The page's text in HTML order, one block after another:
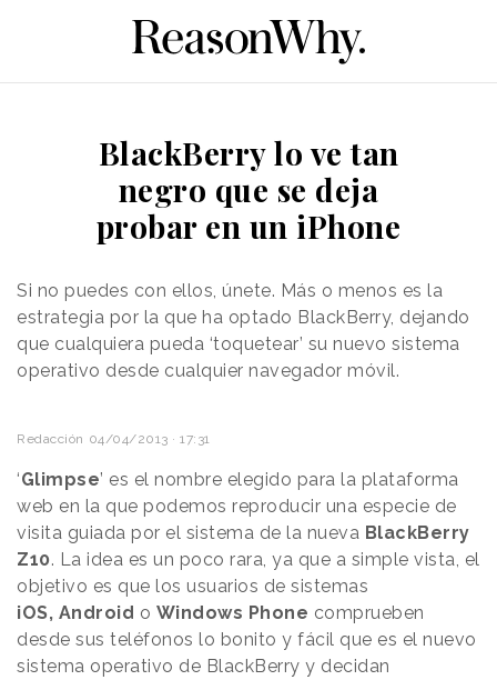
BlackBerry lo ve tan
negro que se deja
probar en un iPhone
Si no puedes con ellos, únete. Más o menos es la
estrategia por la que ha optado BlackBerry, dejando
que cualquiera pueda ‘toquetear’ su nuevo sistema
operativo desde cualquier navegador móvil.
Redacción 04/04/2013 · 17:31
‘Glimpse’ es el nombre elegido para la plataforma
web en la que podemos reproducir una especie de
visita guiada por el sistema de la nueva BlackBerry
Z10. La idea es un poco rara, ya que a simple vista, el
objetivo es que los usuarios de sistemas
iOS, Android o Windows Phone comprueben
desde sus teléfonos lo bonito y fácil que es el nuevo
sistema operativo de BlackBerry y decidan